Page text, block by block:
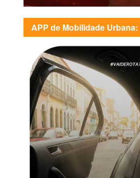
APP de Mobilidade Urbana: